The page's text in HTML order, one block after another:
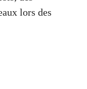
lors des